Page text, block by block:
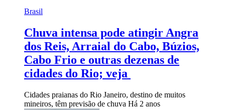
Brasil
Chuva intensa pode atingir Angra
dos Reis, Arraial do Cabo, Búzios,
Cabo Frio e outras dezenas de
cidades do Rio; veja
Cidades praianas do Rio Janeiro, destino de muitos
mineiros, têm previsão de chuva Há 2 anos